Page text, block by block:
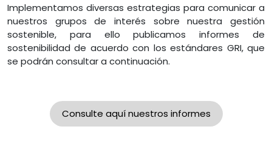
Implementamos diversas estrategias para comunicar a
nuestros grupos de interés sobre nuestra gestión
sostenible, para ello publicamos informes de
sostenibilidad de acuerdo con los estándares GRI, que
se podrán consultar a continuación.
Consulte aquí nuestros informes